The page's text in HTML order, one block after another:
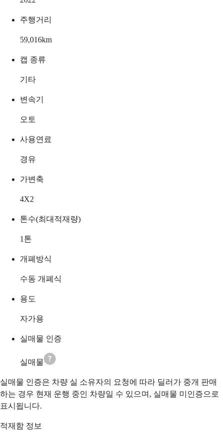
주행거리
59,016km
캡 종류
기타
변속기
오토
사용연료
경유
가변축
4X2
톤수(최대적재량)
1 톤
개폐방식
수동 개폐식
용도
자가용
실매물 인증
실매물
실매물 인증은 차량 실 소유자의 요청에 따라 딜러가 중개 판매
하는 경우 현재 운행 중인 차량일 수 있으며, 실매물 미인증으로
표시됩니다.
적재함 정보